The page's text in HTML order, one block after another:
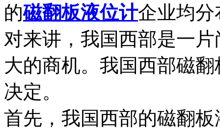
的磁翻板液位计企业均
对来讲，我国西部是一
大的商机。我国西部磁
决定。
首先，我国西部的磁翻